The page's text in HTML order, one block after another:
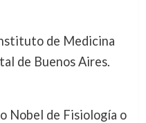
de Medicina
de Buenos Aires.
Nobel de Fisiología o